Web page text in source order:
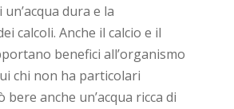
dura e la
calcoli. Anche il calcio e il
benefici all’organismo
chi non ha particolari
anche un’acqua ricca di